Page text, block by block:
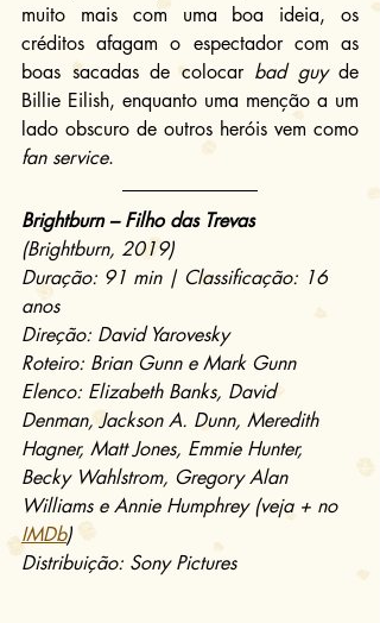
muito mais com uma boa ideia, os
créditos afagam o espectador com as
boas sacadas de colocar bad guy de
Billie Eilish, enquanto uma menção a um
fan service.
Brightburn – Filho das Trevas
(Brightburn, 2019)
Duração: 91 min | Classificação: 16
anos
Direção: David Yarovesky
Roteiro: Brian Gunn e Mark Gunn
Elenco: Elizabeth Banks, David
Denman, Jackson A. Dunn, Meredith
Hagner, Matt Jones, Emmie Hunter,
Becky Wahlstrom, Gregory Alan
Williams e Annie Humphrey (veja + no
IMDb)
Distribuição: Sony Pictures